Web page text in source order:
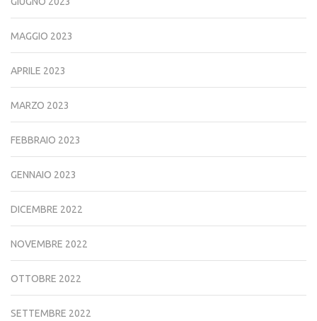
MAGGIO 2023
APRILE 2023
MARZO 2023
FEBBRAIO 2023
GENNAIO 2023
DICEMBRE 2022
NOVEMBRE 2022
OTTOBRE 2022
SETTEMBRE 2022